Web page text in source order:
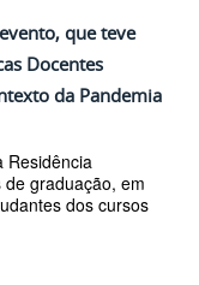
que teve
Docentes
da Pandemia
Residência
graduação, em
dos cursos